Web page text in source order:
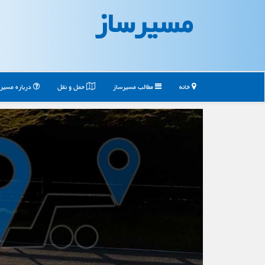
مسیرساز
خانه مطالب مسیرساز حمل و نقل درباره